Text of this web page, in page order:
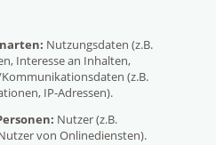
Nutzungsdaten (z.B.
Interesse an Inhalten,
(z.B.
IP-Adressen).
Nutzer (z.B.
von Onlinediensten).